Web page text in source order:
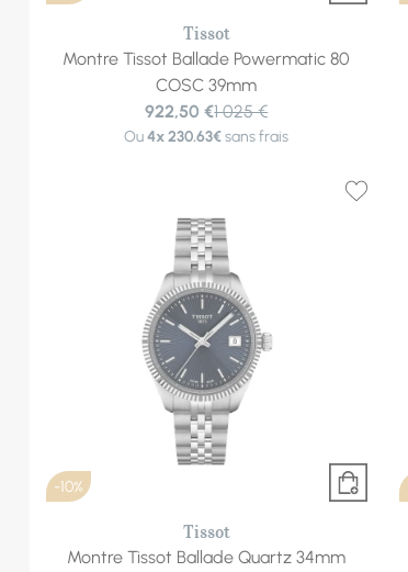
Tissot
Montre Tissot Ballade Powermatic 80
COSC 39mm
922,50 €1 025 €
Ou4x 230.63€sans frais
-10%
Tissot
Montre Tissot Ballade Quartz 34mm